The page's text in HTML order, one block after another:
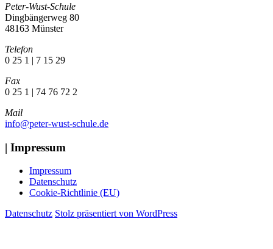
Peter-Wust-Schule
Dingbängerweg 80
48163 Münster
Telefon
0 25 1 | 7 15 29
Fax
0 25 1 | 74 76 72 2
Mail
info@peter-wust-schule.de
| Impressum
Impressum
Datenschutz
Cookie-Richtlinie (EU)
Datenschutz Stolz präsentiert von WordPress